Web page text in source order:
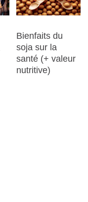
Bienfaits du
soja sur la
santé (+ valeur
nutritive)